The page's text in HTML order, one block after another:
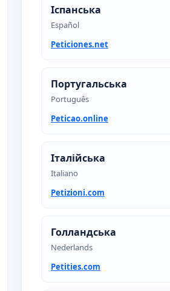
Іспанська
Español
Peticiones.net
Португальська
Português
Peticao.online
Італійська
Italiano
Petizioni.com
Голландська
Nederlands
Petities.com